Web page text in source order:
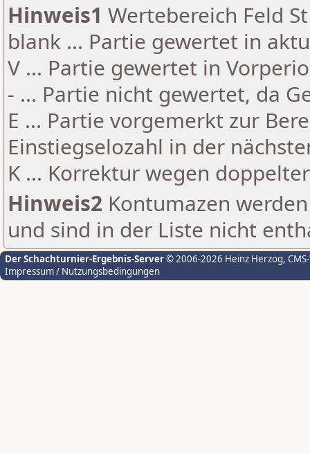
Hinweis1 Wertebereich Feld
blank ... Partie gewertet in
V ... Partie gewertet in
- ... Partie nicht gewertet, da
E ... Partie vorgemerkt zur
Einstiegselozahl in der
K ... Korrektur wegen
Hinweis2 Kontumazen
und sind in der Liste nicht
Der Schachturnier-Ergebnis-Server© 2006-2026 Heinz Herzog,
Impressum / Nutzungsbedingungen